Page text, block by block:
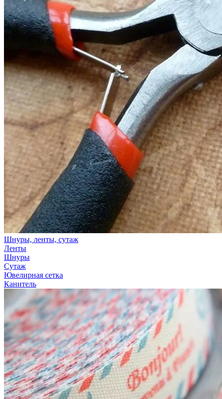
Шнуры, ленты, сутаж
Ленты
Шнуры
Сутаж
Ювелирная сетка
Канитель